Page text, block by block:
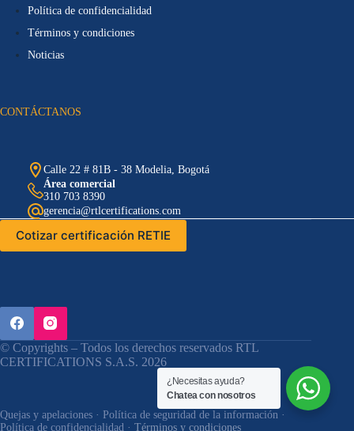
Política de confidencialidad
Términos y condiciones
Noticias
CONTÁCTANOS
Calle 22 # 81B - 38 Modelia, Bogotá
Área comercial
310 703 8390
gerencia@rtlcertifications.com
Cotizar certificación RETIE
© Copyrights – Todos los derechos reservados RTL
CERTIFICATIONS S.A.S. 2026
Quejas y apelaciones · Política de seguridad de la información ·
Política de confidencialidad · Términos y condiciones
¿Necesitas ayuda?
Chatea con nosotros